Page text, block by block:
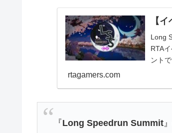
【
Long
RTA
ント
rtagamers.com
『Long Speedrun Summit